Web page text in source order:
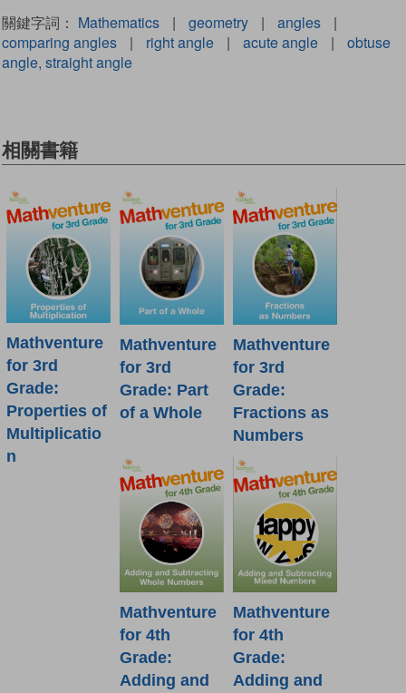
關鍵字詞： Mathematics | geometry | angles
|
comparing angles
| right angle | acute angle |
obtuse
angle, straight angle
相關書籍
Mathventure
for 3rd
Grade:
Properties of
Multiplicatio
n
Mathventure
for 3rd
Grade: Part
of a Whole
Mathventure
for 3rd
Grade:
Fractions as
Numbers
Mathventure
for 4th
Grade:
Adding and
Mathventure
for 4th
Grade:
Adding and